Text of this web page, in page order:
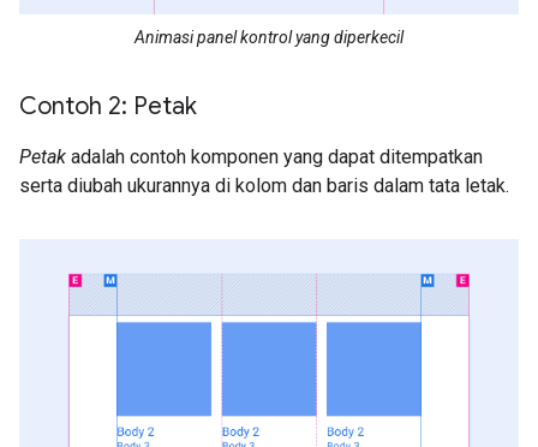
Animasi panel kontrol yang diperkecil
Contoh 2: Petak
Petak adalah contoh komponen yang dapat ditempatkan
serta diubah ukurannya di kolom dan baris dalam tata letak.